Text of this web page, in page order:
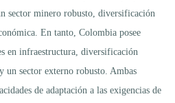
sector minero robusto, diversificación
En tanto, Colombia posee
en infraestructura, diversificación
un sector externo robusto. Ambas
de adaptación a las exigencias de